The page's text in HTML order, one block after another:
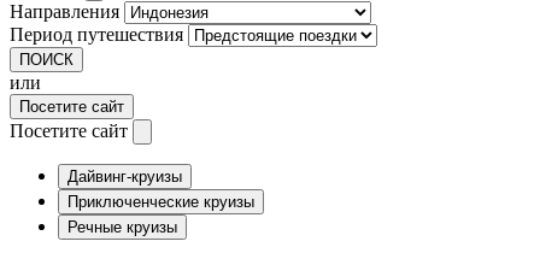
Направления
Период путешествия
ПОИСК
или
Посетите сайт
Посетите сайт
Дайвинг-круизы
Приключенческие круизы
Речные круизы